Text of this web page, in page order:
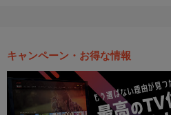
キャンペーン・お得な情報